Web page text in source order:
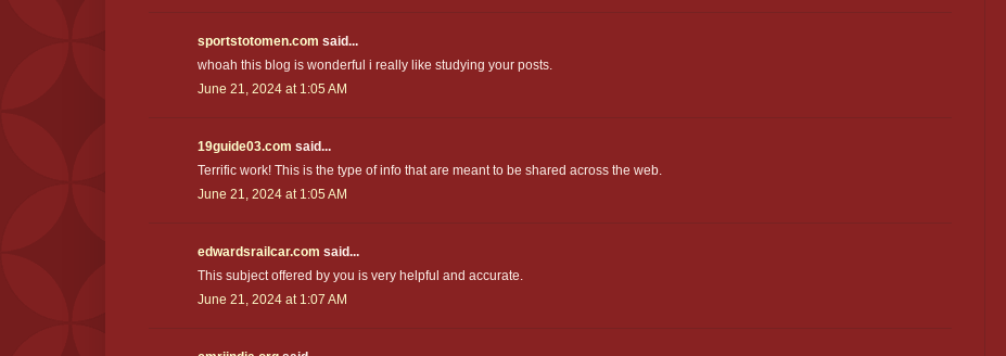
sportstotomen.com said...
whoah this blog is wonderful i really like studying your posts.
June 21, 2024 at 1:05 AM
19guide03.com said...
Terrific work! This is the type of info that are meant to be shared across the web.
June 21, 2024 at 1:05 AM
edwardsrailcar.com said...
This subject offered by you is very helpful and accurate.
June 21, 2024 at 1:07 AM